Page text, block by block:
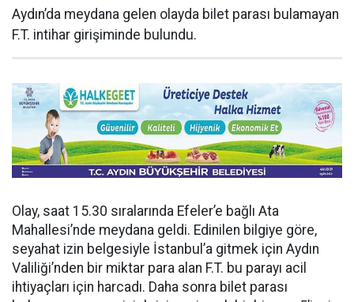
Aydın’da meydana gelen olayda bilet parası bulamayan
F.T. intihar girişiminde bulundu.
Olay, saat 15.30 sıralarında Efeler’e bağlı Ata
Mahallesi’nde meydana geldi. Edinilen bilgiye göre,
seyahat izin belgesiyle İstanbul’a gitmek için Aydın
Valiliği’nden bir miktar para alan F.T. bu parayı acil
ihtiyaçları için harcadı. Daha sonra bilet parası